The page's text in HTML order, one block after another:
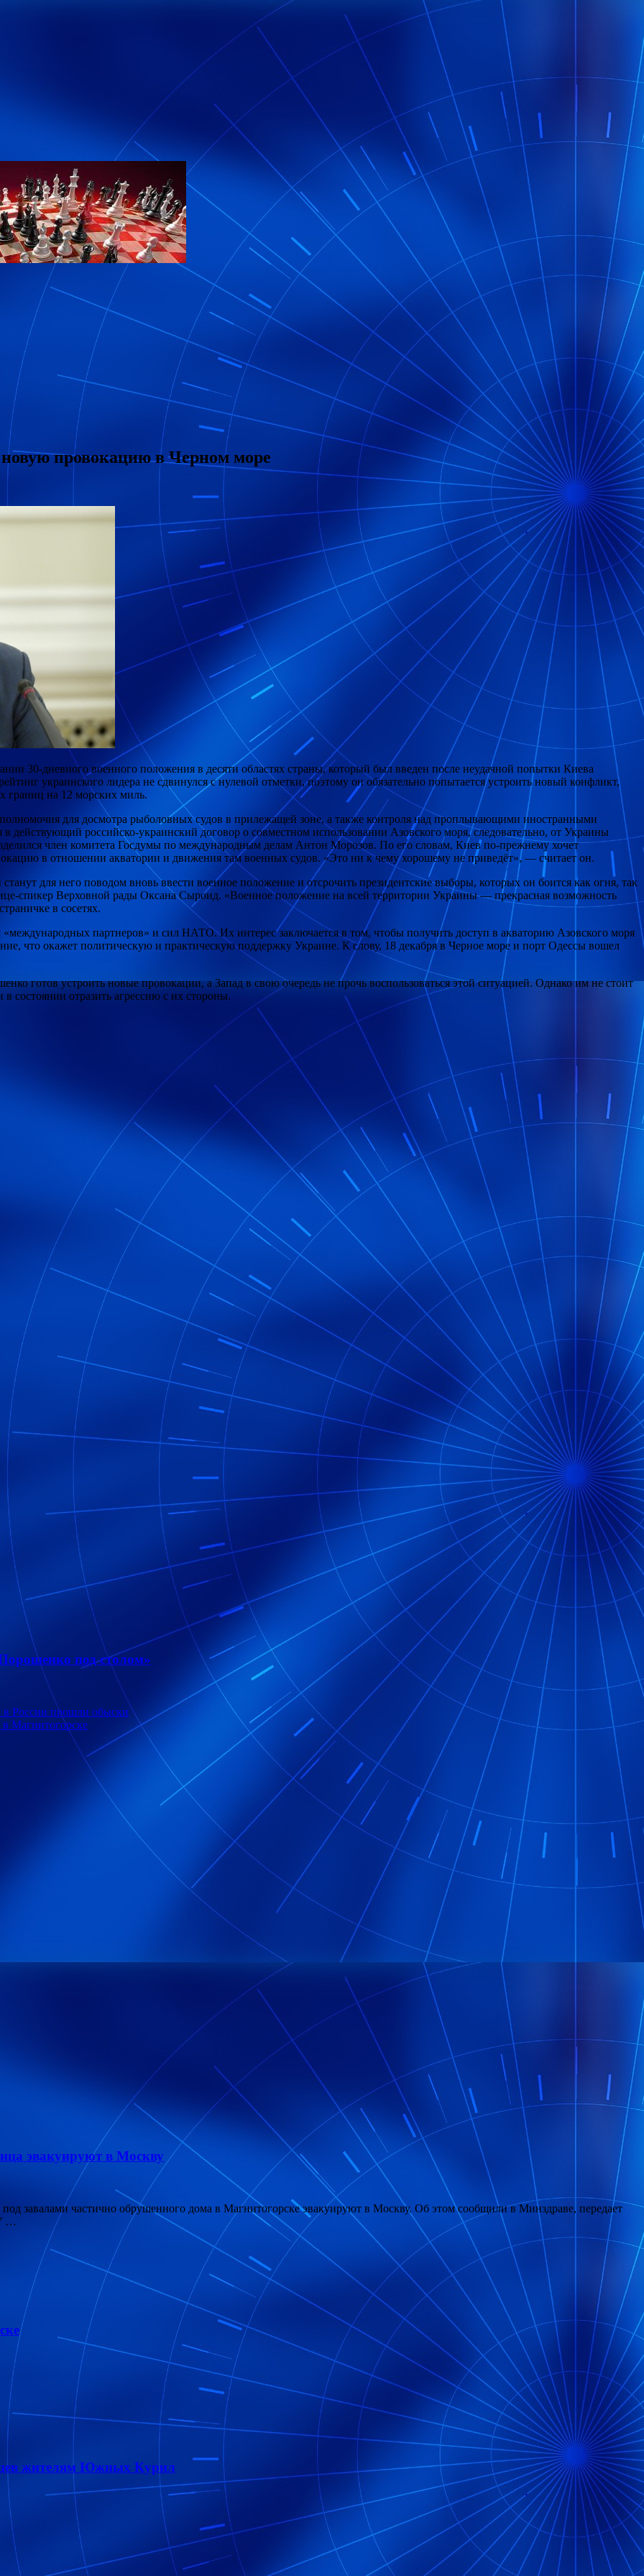
провокацию в Черном море
30-дневного военного положения в десяти областях страны, который был введен после неудачной попытки Киева
украинского лидера не сдвинулся снулевой отметки, поэтому он обязательно попытается устроить новый конфликт,
границ на 12 морских миль.
для досмотра рыболовных судов в прилежащей зоне, а также контроля над проплывающими иностранными
российско-украинский договор о совместном использовании Азовского моря, следовательно, от Украины
член комитета Госдумы по международным делам Антон Морозов. По его словам, Киев по-прежнему хочет
в отношении акватории и движения там военных судов. «Это ни к чему хорошему не приведёт», — считает он.
для него поводом вновь ввести военное положение и отсрочить президентские выборы, которых он боится как огня, так
спикер Верховной рады Оксана Сыроид. «Военное положение на всей территории Украины — прекрасная возможность
в сосетях.
«международных партнеров» и сил НАТО. Их интерес заключается в том, чтобы получить доступ в акваторию Азовского моря
что окажет политическую и практическую поддержку Украине. К слову, 18 декабря в Черное море и порт Одессы вошел
готов устроить новые провокации, а Запад в свою очередь не прочь воспользоваться этой ситуацией. Однако им не стоит
состоянии отразить агрессию с их стороны.
под столом»
в России прошли обыски
Магнитогорске
эвакуируют в Москву
завалами частично обрушенного дома в Магнитогорске эвакуируют в Москву. Об этом сообщили в Минздраве, передает
…
жителям Южных Курил